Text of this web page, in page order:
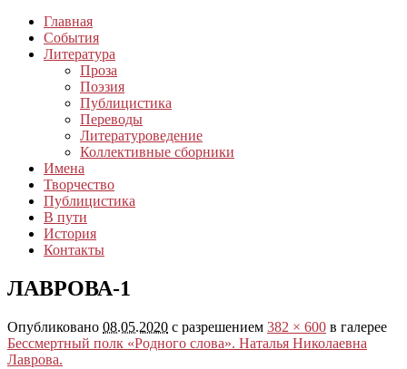
Главная
События
Литература
Проза
Поэзия
Публицистика
Переводы
Литературоведение
Коллективные сборники
Имена
Творчество
Публицистика
В пути
История
Контакты
ЛАВРОВА-1
Опубликовано 08.05.2020 с разрешением 382 × 600 в галерее
Бессмертный полк «Родного слова». Наталья Николаевна
Лаврова.